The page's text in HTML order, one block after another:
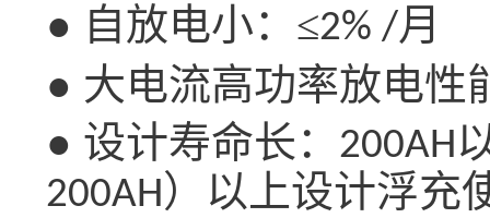
● 自放电小：≤2% /月
● 大电流高功率放电性
● 设计寿命长： 200AH
200AH）以上设计浮充